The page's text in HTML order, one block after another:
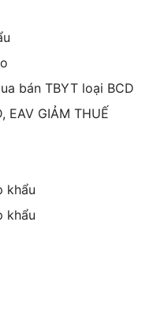
bán TBYT loại BCD
EAV GIẢM THUẾ
khẩu
khẩu